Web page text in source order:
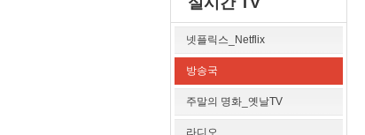
넷플릭스_Netflix
방송국
주말의 명화_옛날TV
라디오